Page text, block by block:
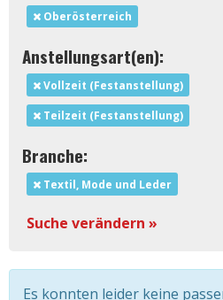
Oberösterreich
Anstellungsart(en):
Vollzeit (Festanstellung)
Teilzeit (Festanstellung)
Branche:
Textil, Mode und Leder
Suche verändern »
Es konnten leider keine